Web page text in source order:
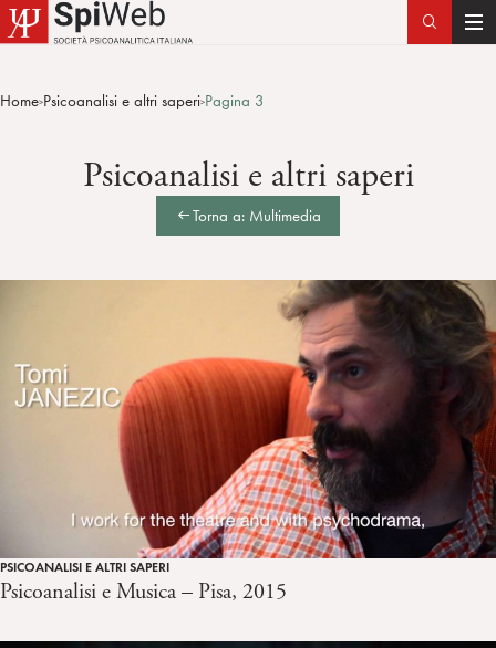
T
g
a
t
o
n
Home>Psicoanalisi e altri saperi>Pagina 3
Torna a: Multimedia
Psicoanalisi e altri saperi
PSICOANALISI E ALTRI SAPERI
Psicoanalisi e Musica – Pisa, 2015